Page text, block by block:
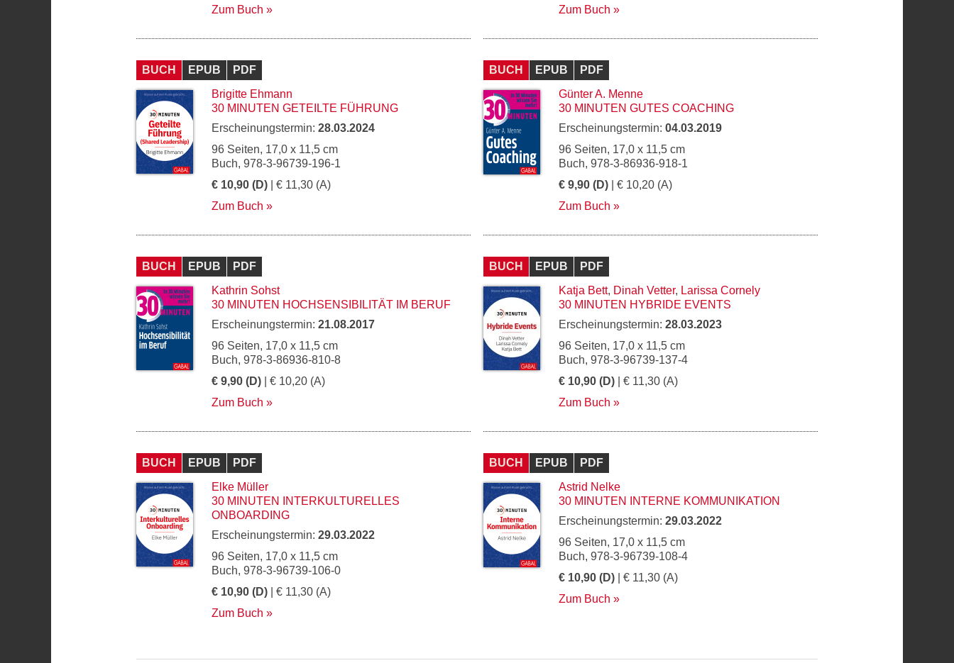
Zum Buch
Zum Buch
BUCH EPUB
PDF
Brigitte Ehmann
30 MINUTEN GETEILTE FÜHRUNG
Erscheinungstermin: 28.03.2024
96 Seiten, 17,0 x 11,5 cm
Buch, 978-3-96739-196-1
€ 10,90 (D) | € 11,30 (A)
Zum Buch
BUCH EPUB
PDF
Günter A. Menne
30 MINUTEN GUTES COACHING
Erscheinungstermin: 04.03.2019
96 Seiten, 17,0 x 11,5 cm
Buch, 978-3-86936-918-1
€ 9,90 (D) | € 10,20 (A)
Zum Buch
BUCH EPUB
PDF
Kathrin Sohst
30 MINUTEN HOCHSENSIBILITÄT IM BERUF
Erscheinungstermin: 21.08.2017
96 Seiten, 17,0 x 11,5 cm
Buch, 978-3-86936-810-8
€ 9,90 (D) | € 10,20 (A)
Zum Buch
BUCH EPUB
PDF
Katja Bett, Dinah Vetter, Larissa Cornely
30 MINUTEN HYBRIDE EVENTS
Erscheinungstermin: 28.03.2023
96 Seiten, 17,0 x 11,5 cm
Buch, 978-3-96739-137-4
€ 10,90 (D) | € 11,30 (A)
Zum Buch
BUCH EPUB
PDF
Elke Müller
30 MINUTEN INTERKULTURELLES
ONBOARDING
Erscheinungstermin: 29.03.2022
96 Seiten, 17,0 x 11,5 cm
Buch, 978-3-96739-106-0
€ 10,90 (D) | € 11,30 (A)
Zum Buch
BUCH EPUB
PDF
Astrid Nelke
30 MINUTEN INTERNE KOMMUNIKATION
Erscheinungstermin: 29.03.2022
96 Seiten, 17,0 x 11,5 cm
Buch, 978-3-96739-108-4
€ 10,90 (D) | € 11,30 (A)
Zum Buch